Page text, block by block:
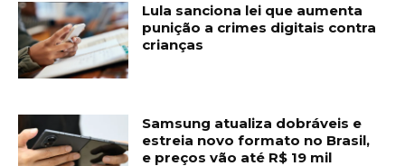
Lula sanciona lei que aumenta
punição a crimes digitais contra
crianças
Samsung atualiza dobráveis e
estreia novo formato no Brasil,
e preços vão até R$ 19 mil